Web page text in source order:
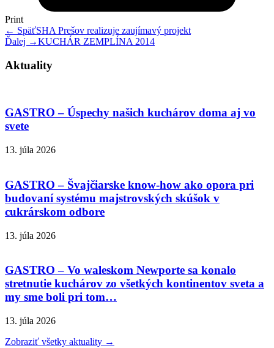
Print
← SpäťSHA Prešov realizuje zaujímavý projekt
Ďalej →KUCHÁR ZEMPLÍNA 2014
Aktuality
GASTRO – Úspechy našich kuchárov doma aj vo
svete
13. júla 2026
GASTRO – Švajčiarske know-how ako opora pri
budovaní systému majstrovských skúšok v
cukrárskom odbore
13. júla 2026
GASTRO – Vo waleskom Newporte sa konalo
stretnutie kuchárov zo všetkých kontinentov sveta a
my sme boli pri tom…
13. júla 2026
Zobraziť všetky aktuality →